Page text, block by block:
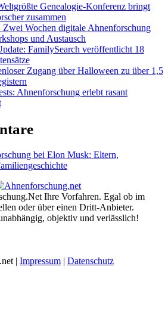
Genealogie-Konferenz bringt
zusammen
Zwei Wochen digitale Ahnenforschung
und Austausch
FamilySearch veröffentlicht 18
Zugang über Halloween zu über 1,5
Ahnenforschung erlebt rasant
bei Elon Musk: Eltern,
Ihre Vorfahren. Egal ob im
oder über einen Dritt-Anbieter.
objektiv und verlässlich!
| Impressum | Datenschutz